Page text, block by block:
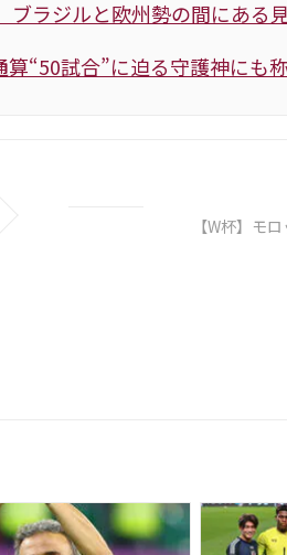
ラジルと欧州勢の間にある
“50試合”に迫る守護神にも
【W杯】モ